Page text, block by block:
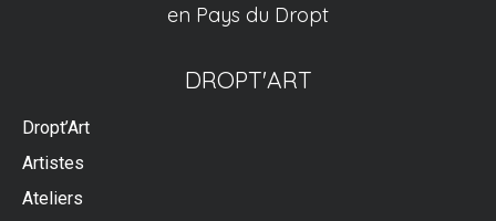
en Pays du Dropt
DROPT'ART
Dropt’Art
Artistes
Ateliers